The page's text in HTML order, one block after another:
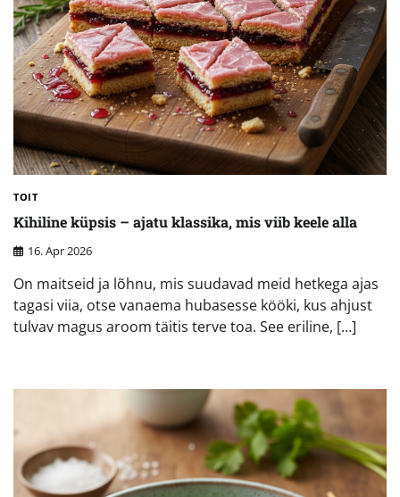
TOIT
Kihiline küpsis – ajatu klassika, mis viib keele alla
16. Apr 2026
On maitseid ja lõhnu, mis suudavad meid hetkega ajas
tagasi viia, otse vanaema hubasesse kööki, kus ahjust
tulvav magus aroom täitis terve toa. See eriline, […]